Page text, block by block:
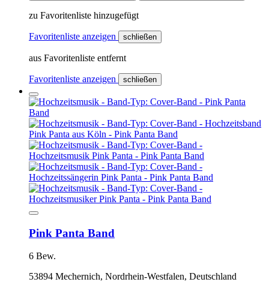
zu Favoritenliste hinzugefügt
Favoritenliste anzeigen schließen
aus Favoritenliste entfernt
Favoritenliste anzeigen schließen
Pink Panta Band
6 Bew.
53894 Mechernich, Nordrhein-Westfalen, Deutschland